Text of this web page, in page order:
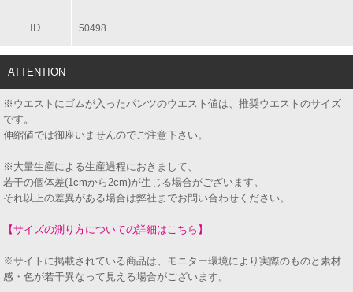
ID 50498
ATTENTION
※ウエストにゴムが入ったパンツのウエスト値は、推奨ウエストのサイズ
です。
伸縮値では御座いませんのでご注意下さい。
※大量生産による生産過程におきまして、
若干の個体差(1cmから2cm)が生じる場合がございます。
それ以上の差異がある場合は弊社までお問い合わせください。
【サイズの測り方についての詳細はこちら】
※サイトに掲載されている商品は、モニター環境により実際のものと素材
感・色が若干異なって見える場合がございます。